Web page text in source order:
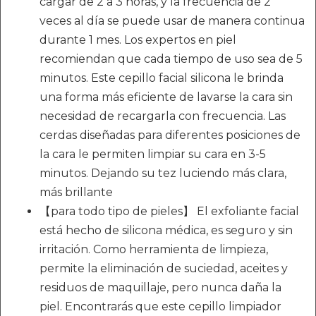
veces al día se puede usar de manera continua
durante 1 mes. Los expertos en piel
recomiendan que cada tiempo de uso sea de 5
minutos. Este cepillo facial silicona le brinda
una forma más eficiente de lavarse la cara sin
necesidad de recargarla con frecuencia. Las
cerdas diseñadas para diferentes posiciones de
la cara le permiten limpiar su cara en 3-5
minutos. Dejando su tez luciendo más clara,
más brillante
【para todo tipo de pieles】 El exfoliante facial
está hecho de silicona médica, es seguro y sin
irritación. Como herramienta de limpieza,
permite la eliminación de suciedad, aceites y
residuos de maquillaje, pero nunca daña la
piel. Encontrarás que este cepillo limpiador